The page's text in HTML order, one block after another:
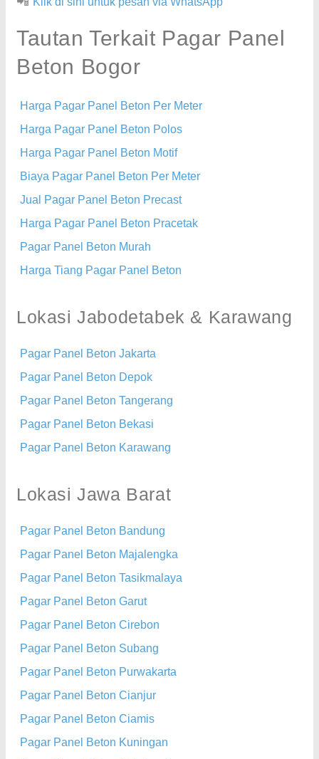
Tautan Terkait Pagar Panel
Beton Bogor
Harga Pagar Panel Beton Per Meter
Harga Pagar Panel Beton Polos
Harga Pagar Panel Beton Motif
Biaya Pagar Panel Beton Per Meter
Jual Pagar Panel Beton Precast
Harga Pagar Panel Beton Pracetak
Pagar Panel Beton Murah
Harga Tiang Pagar Panel Beton
Lokasi Jabodetabek & Karawang
Pagar Panel Beton Jakarta
Pagar Panel Beton Depok
Pagar Panel Beton Tangerang
Pagar Panel Beton Bekasi
Pagar Panel Beton Karawang
Lokasi Jawa Barat
Pagar Panel Beton Bandung
Pagar Panel Beton Majalengka
Pagar Panel Beton Tasikmalaya
Pagar Panel Beton Garut
Pagar Panel Beton Cirebon
Pagar Panel Beton Subang
Pagar Panel Beton Purwakarta
Pagar Panel Beton Cianjur
Pagar Panel Beton Ciamis
Pagar Panel Beton Kuningan